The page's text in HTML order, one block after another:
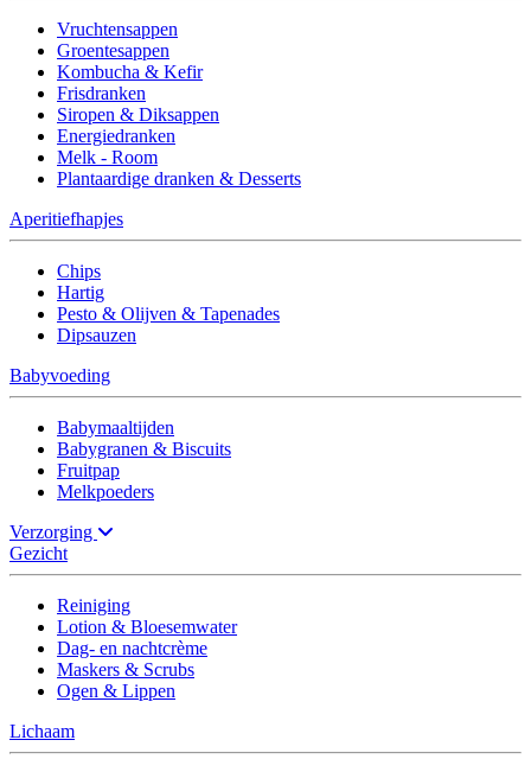
Vruchtensappen
Groentesappen
Kombucha & Kefir
Frisdranken
Siropen & Diksappen
Energiedranken
Melk - Room
Plantaardige dranken & Desserts
Aperitiefhapjes
Chips
Hartig
Pesto & Olijven & Tapenades
Dipsauzen
Babyvoeding
Babymaaltijden
Babygranen & Biscuits
Fruitpap
Melkpoeders
Verzorging
Gezicht
Reiniging
Lotion & Bloesemwater
Dag- en nachtcrème
Maskers & Scrubs
Ogen & Lippen
Lichaam